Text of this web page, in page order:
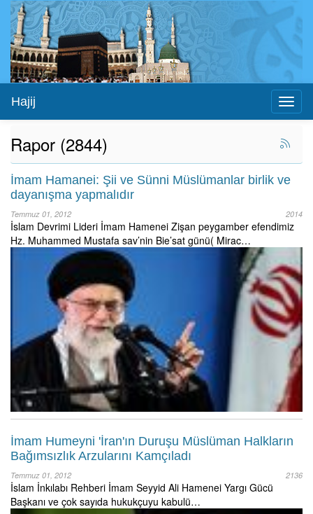
Hajij
Rapor (2844)
İmam Hamanei: Şii ve Sünni Müslümanlar birlik ve
dayanışma yapmalıdır
Temmuz 01, 2012 2014
İslam Devrimi Lideri İmam Hamenei Zişan peygamber efendimiz
Hz. Muhammed Mustafa sav’nin Bie’sat günü( Mirac…
İmam Humeyni 'İran'ın Duruşu Müslüman Halkların
Bağımsızlık Arzularını Kamçıladı
Temmuz 01, 2012 2136
İslam İnkılabı Rehberi İmam Seyyid Ali Hamenei Yargı Gücü
Başkanı ve çok sayıda hukukçuyu kabulü…